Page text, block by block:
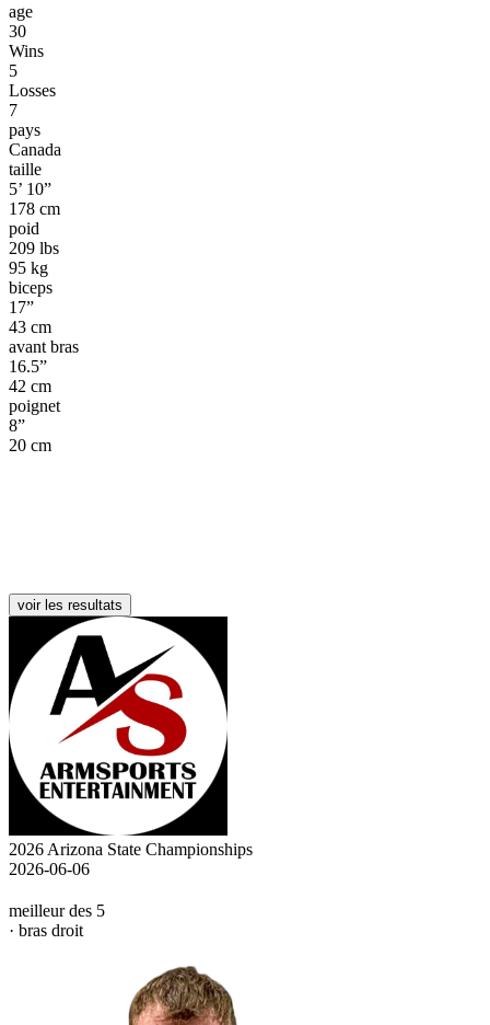
age
30
Wins
5
Losses
7
pays
Canada
taille
5’ 10”
178 cm
poid
209 lbs
95 kg
biceps
17”
43 cm
avant bras
16.5”
42 cm
poignet
8”
20 cm
voir les resultats
2026 Arizona State Championships
2026-06-06
meilleur des 5
· bras droit